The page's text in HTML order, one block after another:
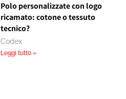
Polo personalizzate con logo
ricamato: cotone o tessuto
tecnico?
Codex
Leggi tutto »